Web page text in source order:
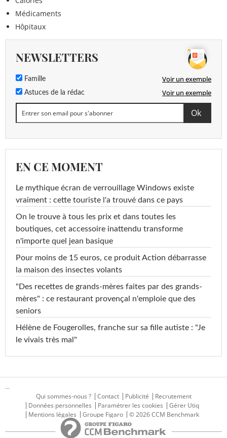
Médicaments
Hôpitaux
NEWSLETTERS
Famille Voir un exemple
Astuces de la rédac Voir un exemple
EN CE MOMENT
Le mythique écran de verrouillage Windows existe
vraiment : cette touriste l'a trouvé dans ce pays
On le trouve à tous les prix et dans toutes les
boutiques, cet accessoire inattendu transforme
n'importe quel jean basique
Pour moins de 15 euros, ce produit Action débarrasse
la maison des insectes volants
"Des recettes de grands-mères faites par des grands-
mères" : ce restaurant provençal n'emploie que des
seniors
Hélène de Fougerolles, franche sur sa fille autiste : "Je
le vivais très mal"
...
Qui sommes-nous ?
Contact Publicité
Recrutement
Données personnelles
Paramétrer les cookies
Gérer Utiq
Mentions légales
Groupe Figaro © 2026 CCM Benchmark